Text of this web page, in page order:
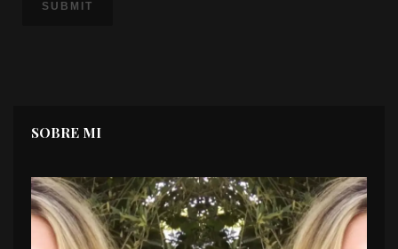
SOBRE MI